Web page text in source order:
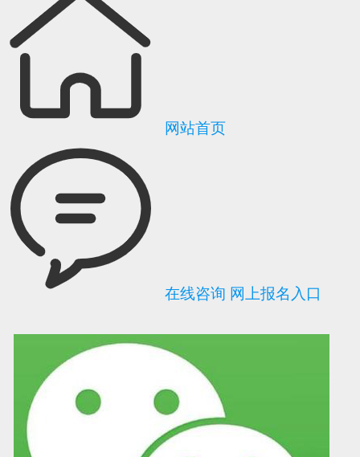
可信网站信用评 网络警察提醒你 诚信网站
网站首页
在线咨询 网上报名入口